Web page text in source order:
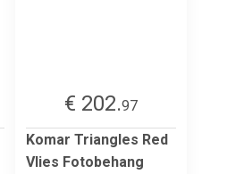
€ 202.97
Komar Triangles Red
Vlies Fotobehang